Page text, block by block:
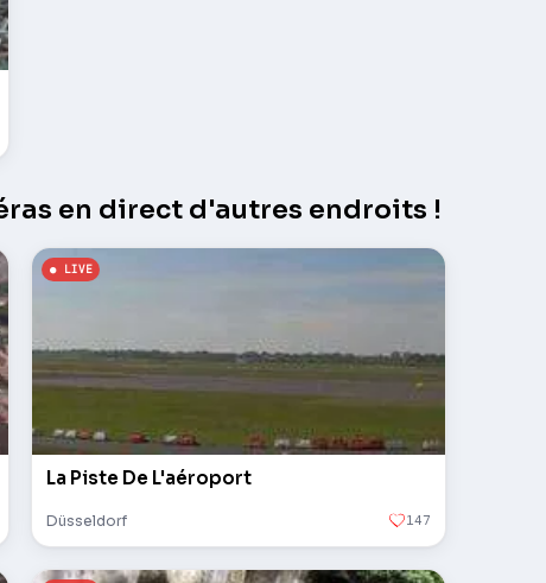
en direct d'autres endroits !
La Piste De L'aéroport
Düsseldorf 147